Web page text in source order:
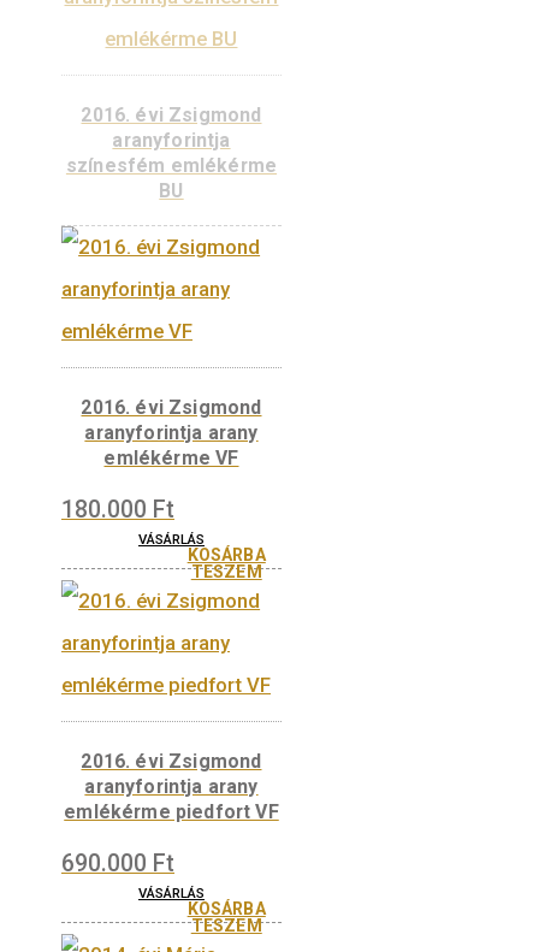
VÁSÁRLÁS
KOSÁRBA
TESZEM
Albert aranyforintja
színesfém emlékérme
BU
3.800Ft
VÁSÁRLÁS
2018. évi Habsburg
Albert aranyforintja
arany emlékérme
piedfort VF
690.000Ft
VÁSÁRLÁS